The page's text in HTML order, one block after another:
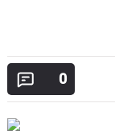
0